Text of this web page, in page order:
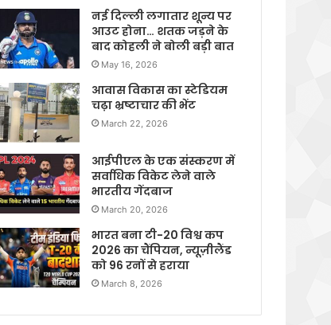
नई दिल्ली लगातार शून्य पर
आउट होना… शतक जड़ने के
बाद कोहली ने बोली बड़ी बात
May 16, 2026
आवास विकास का स्टेडियम
चढ़ा भ्रष्टाचार की भेंट
March 22, 2026
आईपीएल के एक संस्करण में
सर्वाधिक विकेट लेने वाले
भारतीय गेंदबाज
March 20, 2026
भारत बना टी-20 विश्व कप
2026 का चैंपियन, न्यूज़ीलैंड
को 96 रनों से हराया
March 8, 2026